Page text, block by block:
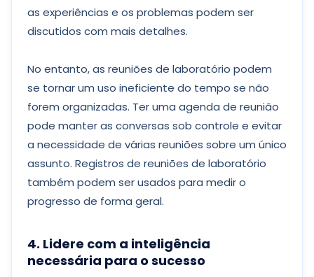
as experiências e os problemas podem ser
discutidos com mais detalhes.
No entanto, as reuniões de laboratório podem
se tornar um uso ineficiente do tempo se não
forem organizadas. Ter uma agenda de reunião
pode manter as conversas sob controle e evitar
a necessidade de várias reuniões sobre um único
assunto. Registros de reuniões de laboratório
também podem ser usados ​​para medir o
progresso de forma geral.
4. Lidere com a inteligência
necessária para o sucesso